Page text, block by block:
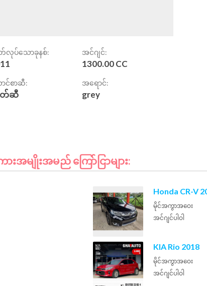
ပ်သောခုနစ်: အင်ဂျင်:
1300.00 CC
င်စာဆီ:
တ်ဆီ
အရောင်:
grey
မျိုးအမည် ကြော်ငြာများ:
Honda CR-V
မိုင်အကွာအဝေး
အင်ဂျင်ပါဝါ
KIA Rio 2018
မိုင်အကွာအဝေး
အင်ဂျင်ပါဝါ